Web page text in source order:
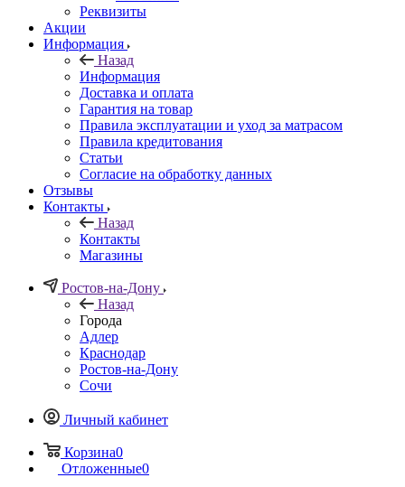
Реквизиты
Акции
Информация
Назад
Информация
Доставка и оплата
Гарантия на товар
Правила эксплуатации и уход за матрасом
Правила кредитования
Статьи
Согласие на обработку данных
Отзывы
Контакты
Назад
Контакты
Магазины
Ростов-на-Дону
Назад
Города
Адлер
Краснодар
Ростов-на-Дону
Сочи
Личный кабинет
Корзина0
Отложенные0